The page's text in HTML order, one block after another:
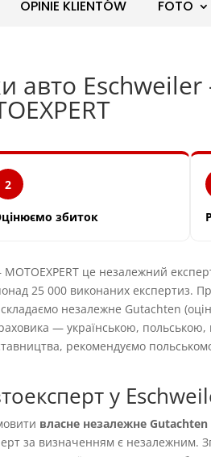
OPINIE KLIENTÓW FOTO
авто
2
збиток
це незалежний
25 000 виконаних експертиз.
незалежне Gutachten
— українською,
рекомендуємо
у
власне незалежне Gutachten
за визначенням є незалежним.